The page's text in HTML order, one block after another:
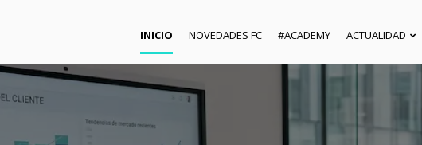
INICIO NOVEDADES FC #ACADEMY ACTUALIDAD